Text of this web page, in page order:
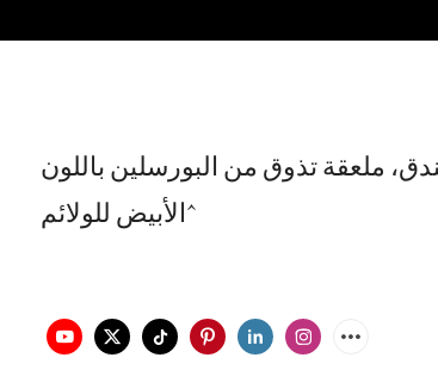
ملعقة تذوق من البورسلين باللون
الأبيض للولائم^